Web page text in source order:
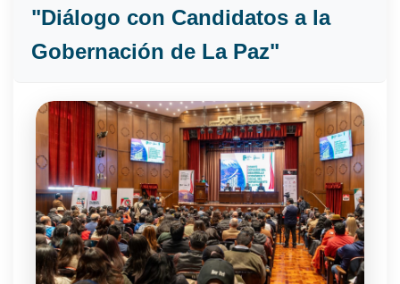
"Diálogo con Candidatos a la
Gobernación de La Paz"